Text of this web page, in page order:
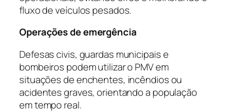
fluxo de veículos pesados.
Operações de emergência
Defesas civis, guardas municipais e
bombeiros podem utilizar o PMV em
situações de enchentes, incêndios ou
acidentes graves, orientando a população
em tempo real.